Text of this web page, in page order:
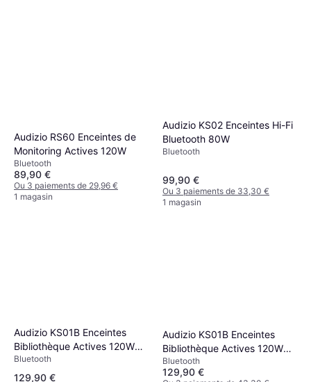
Audizio RS60 Enceintes de
Monitoring Actives 120W
Bluetooth
89,90 €
Ou 3 paiements de 29,96 €
1 magasin
Audizio KS02 Enceintes Hi-Fi
Bluetooth 80W
Bluetooth
99,90 €
Ou 3 paiements de 33,30 €
1 magasin
Audizio KS01B Enceintes
Bibliothèque Actives 120W
Set
Bluetooth
129,90 €
Audizio KS01B Enceintes
Bibliothèque Actives 120W
Set
Bluetooth
129,90 €